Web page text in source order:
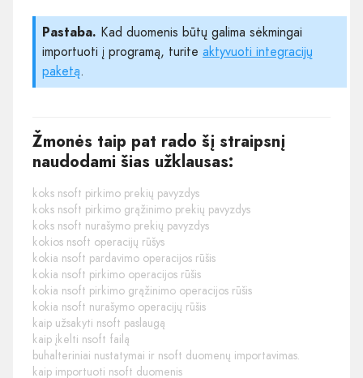
Pastaba. Kad duomenis būtų galima sėkmingai
importuoti į programą, turite aktyvuoti integracijų
paketą.
Žmonės taip pat rado šį straipsnį
naudodami šias užklausas:
koks nsoft pirkimo prekių pavyzdys
koks nsoft pirkimo grąžinimo prekių pavyzdys
koks nsoft nurašymo prekių pavyzdys
kokios nsoft operacijų rūšys
kokia nsoft pardavimo operacijos rūšis
kokia nsoft pirkimo operacijos rūšis
kokia nsoft pirkimo grąžinimo operacijos rūšis
kokia nsoft nurašymo operacijų rūšis
kaip užsakyti nsoft paslaugą
kaip įkelti nsoft failą
buhalteriniai nustatymai ir nsoft duomenų importavimas.
kaip importuoti nsoft duomenis